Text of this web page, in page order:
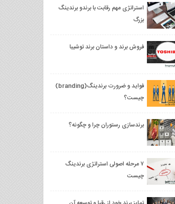
استراتژی مهم رقابت با برندو برندینگ
بزرگ
فروش برند و داستان برند توشیبا
فواید و ضرورت برندینگ(branding)
چیست؟
برندسازی رستوران چرا و چگونه؟
۷ مرحله اصولی استراتژی برندینگ
چیست